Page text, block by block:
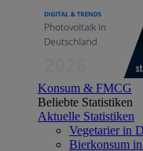
Konsum & FMCG
Beliebte Statistiken
Aktuelle Statistiken
Vegetarier in
Bierkonsum